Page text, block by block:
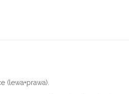
(lewa+prawa).